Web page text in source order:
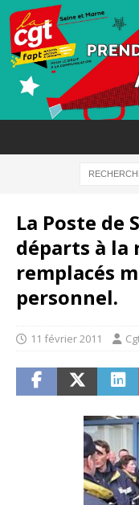
La Poste de
départs à
remplacés
personnel.
11 février 2011